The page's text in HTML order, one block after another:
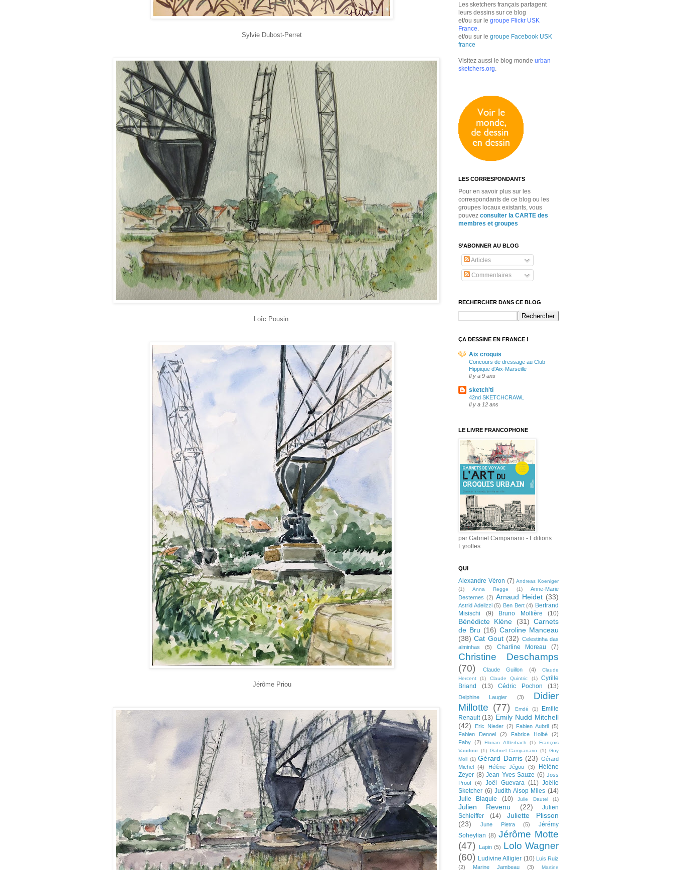
Sylvie Dubost-Perret
Loîc Pousin
Jérôme Priou
Les sketchers français partagent
leurs dessins sur ce blog
et/ou sur le groupe Flickr USK
France
et/ou sur le groupe Facebook USK
france
Visitez aussi le blog monde urban
sketchers.org
LES CORRESPONDANTS
Pour en savoir plus sur les
correspondants de ce blog ou les
groupes locaux existants, vous
pouvez consulter la CARTE des
membres et groupes
S’ABONNER AU BLOG
Articles
Commentaires
RECHERCHER DANS CE BLOG
ÇA DESSINE EN FRANCE !
Aix croquis
Concours de dressage au Club
Hippique d'Aix-Marseille
Il y a 9 ans
sketch'ti
42nd SKETCHCRAWL
Il y a 12 ans
LE LIVRE FRANCOPHONE
par Gabriel Campanario - Editions
Eyrolles
QUI
Alexandre Véron (7) Andreas Koeniger
(1)
Anna Regge (1)
Anne-Marie
Desternes (2) Arnaud Heidet (33)
Astrid Adelizzi (5) Ben Bert (4) Bertrand
Misischi
(9) Bruno Mollière (10)
Bénédicte Klène (31) Carnets
de Bru (16) Caroline Manceau
(38) Cat Gout (32) Celestinha das
alminhas
(5) Charline Moreau (7)
Christine Deschamps
(70)
Claude Guillon (4)
Claude
Hercent
(1) Claude Quintric (1)
Cyrille
Briand
(13) Cédric Pochon (13)
Delphine Laugier (3)
Didier
Millotte (77) Emdé (1)
Emilie
Renault (13) Emily Nudd Mitchell
(42)
Eric Nieder (2) Fabien Aubril (5)
Fabien Denoel
(2) Fabrice Holbé
(2)
Faby (2) Florian Afflerbach (1)
François
Vaudour (1) Gabriel Campanario (1) Guy
Moll (1) Gérard Darris (23) Gérard
Michel
(4) Hélène Jégou (3)
Hélène
Zeyer (8) Jean Yves Sauze (6) Joss
Proof
(4) Joël Guevara (11) Joëlle
Sketcher (6) Judith Alsop Miles (14)
Julie Blaquie
(10) Julie Dautel (1)
Julien Revenu (22)
Julien
Schleiffer
(14)
Juliette Plisson
(23)
June Pietra (5)
Jérémy
Soheylian (8) Jérôme Motte
(47)
Lapin (5) Lolo Wagner
(60) Ludivine Alligier (10) Luis Ruiz
(2)
Marine Jambeau (3) Martine